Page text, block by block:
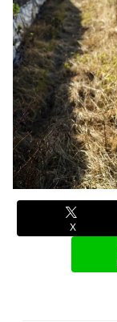
X